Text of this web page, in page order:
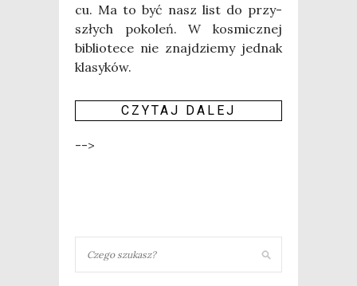
cu. Ma to być nasz list do przy­
szłych poko­leń. W kosmicz­nej
biblio­te­ce nie znaj­dzie­my jed­nak
kla­sy­ków.
CZY­TAJ DALEJ
-->